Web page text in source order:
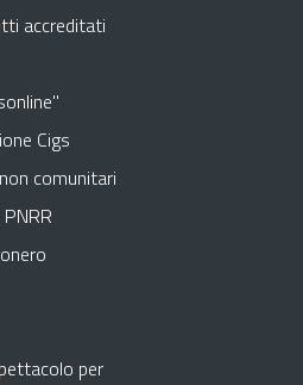
accreditati
Cigs
comunitari
per